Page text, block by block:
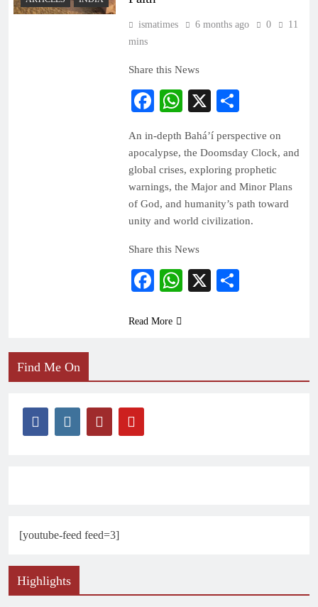
ismatimes 6 months ago 0
11
mins
Share this News
Facebook
WhatsApp
X
An in-depth Bahá’í perspective on
apocalypse, the Doomsday Clock, and
global crises, exploring prophetic
warnings, the Major and Minor Plans
of God, and humanity’s path toward
unity and world civilization.
Share this News
Facebook
WhatsApp
X
Read More
Find Me On
[youtube-feed feed=3]
Highlights